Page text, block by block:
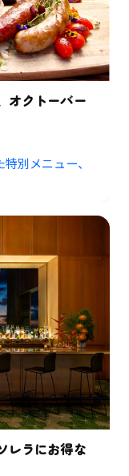
オクトーバー
別メニュー、
レラにお得な